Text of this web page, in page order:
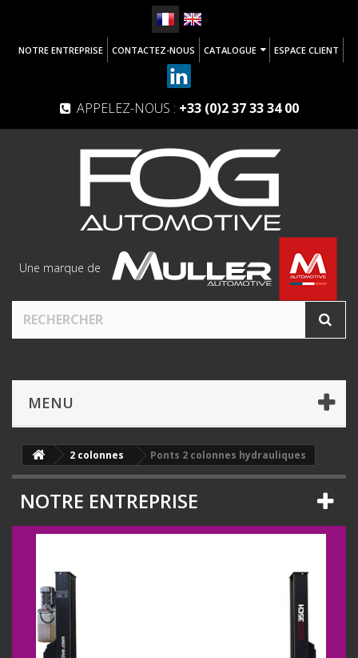
NOTRE ENTREPRISE CONTACTEZ-NOUS CATALOGUE ESPACE CLIENT
APPELEZ-NOUS : +33 (0)2 37 33 34 00
Une marque de
MENU
2 colonnes Ponts 2 colonnes hydrauliques
NOTRE ENTREPRISE